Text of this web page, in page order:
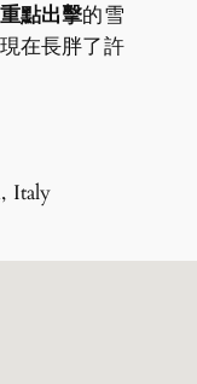
重點出擊的雪
在長胖了許
Italy